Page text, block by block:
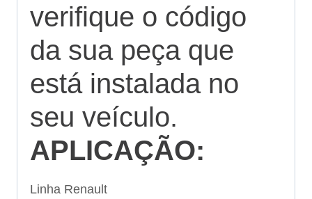
verifique o código
da sua peça que
está instalada no
seu veículo.
APLICAÇÃO:
Linha Renault